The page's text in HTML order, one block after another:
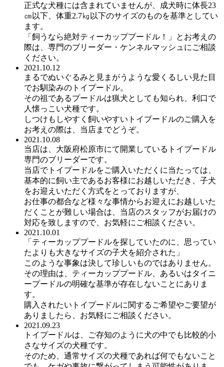
正式な犬種には含まれていませんが、成犬時に体長23
㎝以下、体重2.7㎏以下のサイズのものを基準としてい
ます。
「飼うなら絶対ティーカッププードル！」とお考えの
際は、専門のブリーダー・ケンネルマッシュにご相談
ください。
2021.10.12
まるでぬいぐるみと見まがうような愛くるしい見た目
でお馴染みのトイプードル。
その祖であるプードルは猟犬としても知られ、利口で
人懐っこい犬種です。
しつけもしやすく飼いやすいトイプードルのご購入を
お考えの際は、当店までどうぞ。
2021.10.08
当店は、大阪府松原市にて開業しているトイプードル
専門のブリーダーです。
当店でトイプードルをご購入いただくに当たっては、
基本的に飼い主であるお客様にお越しいただき、子犬
をお迎えいただく方式をとっておりますが、
お仕事の都合など様々な事情からお迎えにお越しいた
だくことが難しい場合は、当店のスタッフがお届けの
対応を致しますので、お気軽にご相談ください。
2021.10.01
「ティーカッププードルを探していたのに、思ってい
たよりも大きなサイズの子犬を紹介された」
このような事象は決して珍しいものではありません。
その理由は、ティーカッププードル、あるいはタイニ
ープードルの明確な基準が存在しないことにありま
す。
購入されたいトイプードルに関するご希望やご要望が
ありましたら、お気軽にご相談ください。
2021.09.23
トイプードルは、ご存知のように犬の中でも比較的小
さなサイズの犬種です。
そのため、通常サイズの犬種であれば何でもないこと